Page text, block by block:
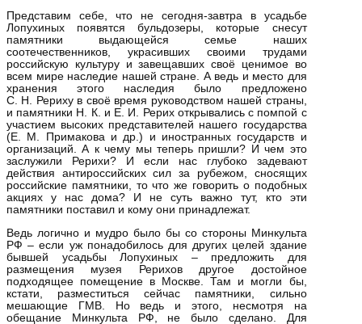
Представим себе, что не сегодня-завтра в усадьбе
Лопухиных появятся бульдозеры, которые снесут
памятники выдающейся семье наших
соотечественников, украсивших своими трудами
российскую культуру и завещавших своё ценимое во
всем мире наследие нашей стране. А ведь и место для
хранения этого наследия было предложено
С. Н. Рериху в своё время руководством нашей страны,
и памятники Н. К. и Е. И. Рерих открывались с помпой с
участием высоких представителей нашего государства
(Е. М. Примакова и др.) и иностранных государств и
организаций. А к чему мы теперь пришли? И чем это
заслужили Рерихи? И если нас глубоко задевают
действия антироссийских сил за рубежом, сносящих
российские памятники, то что же говорить о подобных
акциях у нас дома? И не суть важно тут, кто эти
памятники поставил и кому они принадлежат.
Ведь логично и мудро было бы со стороны Минкульта
РФ – если уж понадобилось для других целей здание
бывшей усадьбы Лопухиных – предложить для
размещения музея Рерихов другое достойное
подходящее помещение в Москве. Там и могли бы,
кстати, разместиться сейчас памятники, сильно
мешающие ГМВ. Но ведь и этого, несмотря на
обещание Минкульта РФ, не было сделано. Для